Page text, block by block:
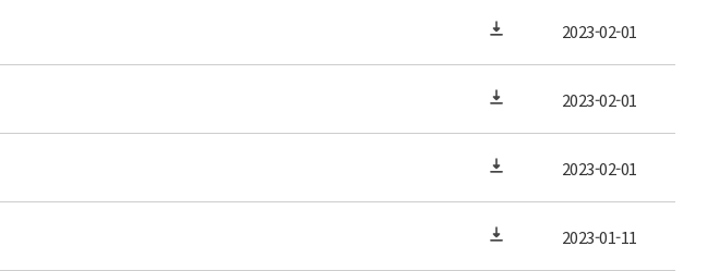
2023-02-01
2023-02-01
2023-02-01
2023-01-11